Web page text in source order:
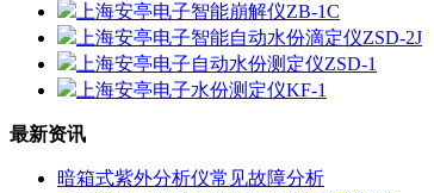
上海安亭电子智能崩解仪ZB-1C
上海安亭电子智能自动水份滴定仪ZSD-2J
上海安亭电子自动水份测定仪ZSD-1
上海安亭电子水份测定仪KF-1
最新资讯
暗箱式紫外分析仪常见故障分析